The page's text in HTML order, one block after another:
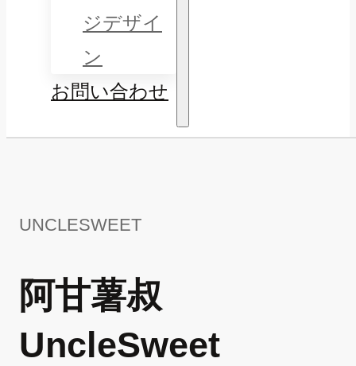
ジデザイ
ン
お問い合わせ
UNCLESWEET
阿甘薯叔
UncleSweet